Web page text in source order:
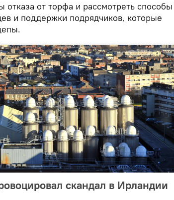
от торфа и рассмотреть способы
и поддержки подрядчиков, которые
скандал в Ирландии